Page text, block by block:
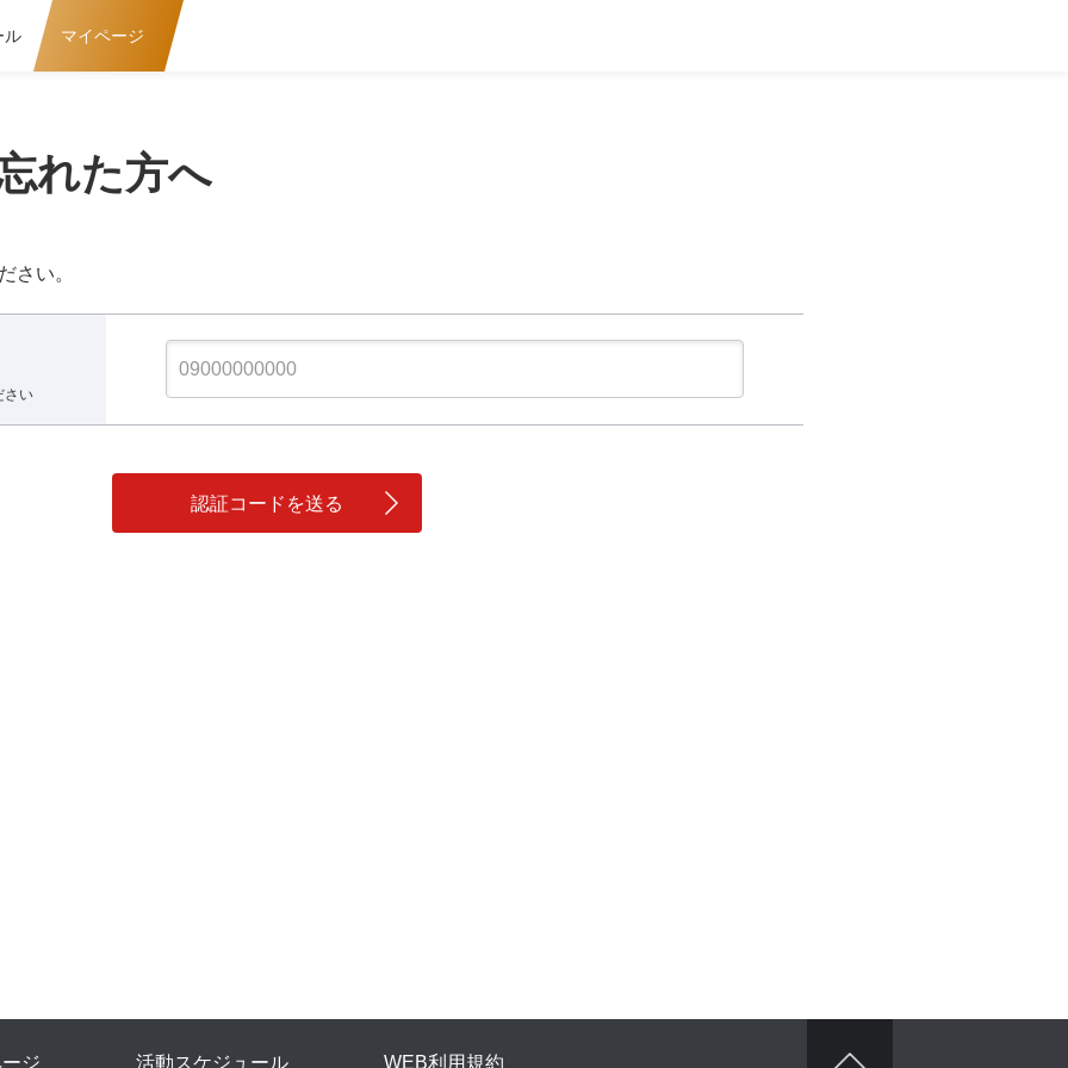
ル マイページ
れた方へ
さい。
さい
ジ 活動スケジュール WEB利用規約